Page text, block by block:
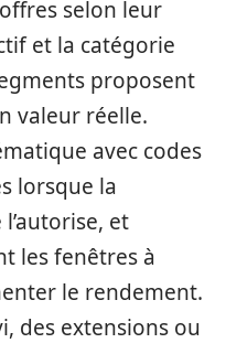
selon leur
et la catégorie
proposent
valeur réelle.
avec codes
lorsque la
et
les fenêtres à
le rendement.
des extensions ou